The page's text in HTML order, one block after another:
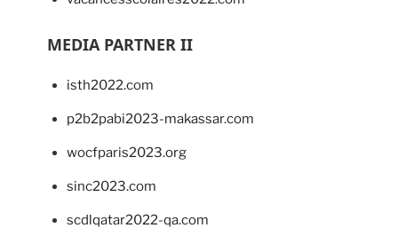
MEDIA PARTNER II
isth2022.com
p2b2pabi2023-makassar.com
wocfparis2023.org
sinc2023.com
scdlqatar2022-qa.com